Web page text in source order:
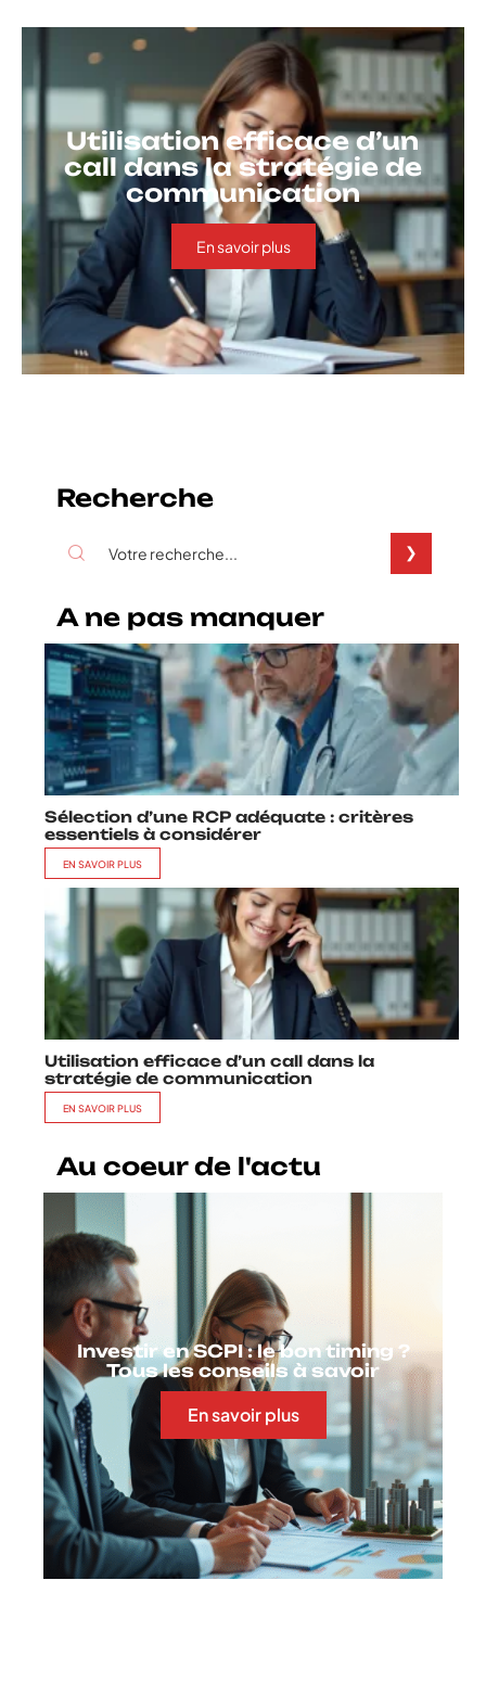
Utilisation efficace d’un
call dans la stratégie de
communication
En savoir plus
Recherche
A ne pas manquer
Sélection d’une RCP adéquate : critères
essentiels à considérer
EN SAVOIR PLUS
Utilisation efficace d’un call dans la
stratégie de communication
EN SAVOIR PLUS
Au coeur de l'actu
Investir en SCPI : le bon timing ?
Tous les conseils à savoir
En savoir plus